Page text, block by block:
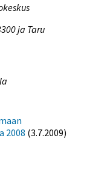
ja Taru
2008 (3.7.2009)